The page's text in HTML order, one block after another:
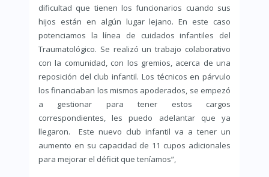
dificultad que tienen los funcionarios cuando sus
hijos están en algún lugar lejano. En este caso
potenciamos la línea de cuidados infantiles del
Traumatológico. Se realizó un trabajo colaborativo
con la comunidad, con los gremios, acerca de una
reposición del club infantil. Los técnicos en párvulo
los financiaban los mismos apoderados, se empezó
a gestionar para tener estos cargos
correspondientes, les puedo adelantar que ya
llegaron. Este nuevo club infantil va a tener un
aumento en su capacidad de 11 cupos adicionales
para mejorar el déficit que teníamos”,